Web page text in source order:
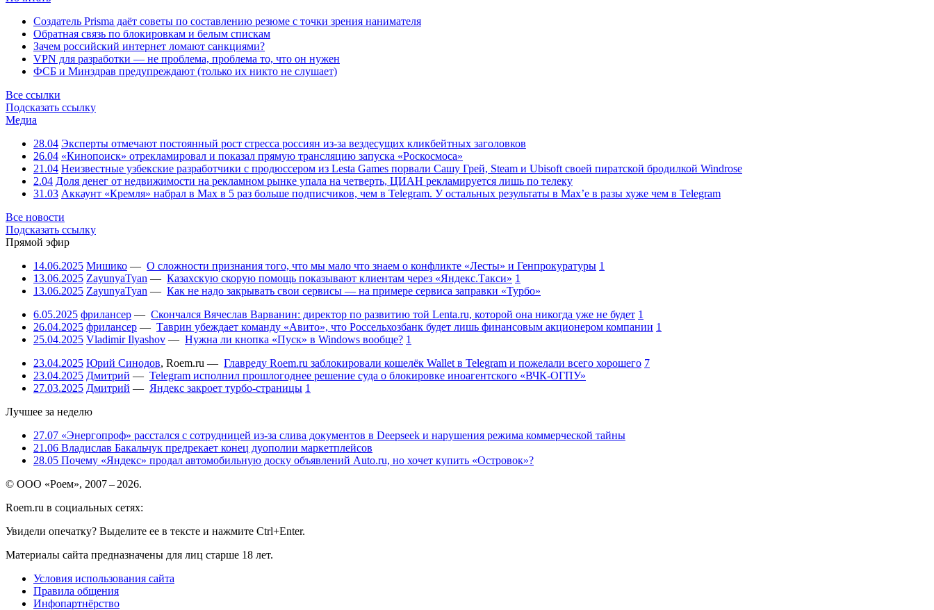
Создатель Prisma даёт советы по составлению резюме с точки зрения нанимателя
Обратная связь по блокировкам и белым спискам
Зачем российский интернет ломают санкциями?
VPN для разработки — не проблема, проблема то, что он нужен
ФСБ и Минздрав предупреждают (только их никто не слушает)
Все ссылки
Подсказать ссылку
Медиа
28.04 Эксперты отмечают постоянный рост стресса россиян из-за вездесущих кликбейтных заголовков
26.04 «Кинопоиск» отрекламировал и показал прямую трансляцию запуска «Роскосмоса»
21.04 Неизвестные узбекские разработчики с продюссером из Lesta Games порвали Сашу Грей, Steam и Ubisoft своей пиратской бродилкой Windrose
2.04 Доля денег от недвижимости на рекламном рынке упала на четверть, ЦИАН рекламируется лишь по телеку
31.03 Аккаунт «Кремля» набрал в Max в 5 раз больше подписчиков, чем в Telegram. У остальных результаты в Max’е в разы хуже чем в Telegram
Все новости
Подсказать ссылку
Прямой эфир
14.06.2025 Мишико — О сложности признания того, что мы мало что знаем о конфликте «Лесты» и Генпрокуратуры 1
13.06.2025 ZayunyaTyan — Казахскую скорую помощь показывают клиентам через «Яндекс.Такси» 1
13.06.2025 ZayunyaTyan — Как не надо закрывать свои сервисы — на примере сервиса заправки «Турбо»
6.05.2025 фрилансер — Скончался Вячеслав Варванин: директор по развитию той Lenta.ru, которой она никогда уже не будет 1
26.04.2025 фрилансер — Таврин убеждает команду «Авито», что Россельхозбанк будет лишь финансовым акционером компании 1
25.04.2025 Vladimir Ilyashov — Нужна ли кнопка «Пуск» в Windows вообще? 1
23.04.2025 Юрий Синодов, Roem.ru — Главреду Roem.ru заблокировали кошелёк Wallet в Telegram и пожелали всего хорошего 7
23.04.2025 Дмитрий — Telegram исполнил прошлогоднее решение суда о блокировке иноагентского «ВЧК-ОГПУ»
27.03.2025 Дмитрий — Яндекс закроет турбо-страницы 1
Лучшее за неделю
27.07 «Энергопроф» расстался с сотрудницей из-за слива документов в Deepseek и нарушения режима коммерческой тайны
21.06 Владислав Бакальчук предрекает конец дуополии маркетплейсов
28.05 Почему «Яндекс» продал автомобильную доску объявлений Auto.ru, но хочет купить «Островок»?
© ООО «Роем», 2007 – 2026.
Roem.ru в социальных сетях:
Увидели опечатку? Выделите ее в тексте и нажмите Ctrl+Enter.
Материалы сайта предназначены для лиц старше 18 лет.
Условия использования сайта
Правила общения
Инфопартнёрство